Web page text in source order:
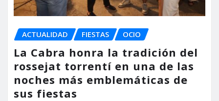
ACTUALIDAD FIESTAS OCIO
La Cabra honra la tradición del
rossejat torrentí en una de las
noches más emblemáticas de
sus fiestas